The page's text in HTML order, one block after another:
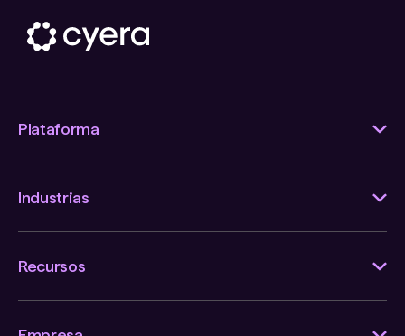
Plataforma
Industrias
Recursos